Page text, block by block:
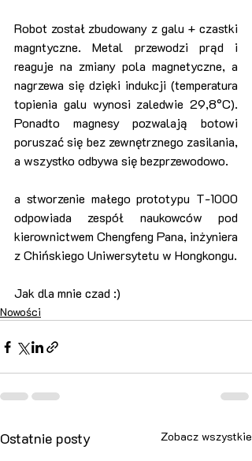
Robot został zbudowany z galu + czastki
magntyczne. Metal przewodzi prąd i
reaguje na zmiany pola magnetyczne, a
nagrzewa się dzięki indukcji (temperatura
topienia galu wynosi zaledwie 29,8°C).
Ponadto magnesy pozwalają botowi
poruszać się bez zewnętrznego zasilania,
a wszystko odbywa się bezprzewodowo.
a stworzenie małego prototypu T-1000
odpowiada zespół naukowców pod
kierownictwem Chengfeng Pana, inżyniera
z Chińskiego Uniwersytetu w Hongkongu.
Jak dla mnie czad :)
Nowości
Ostatnie posty Zobacz wszystkie